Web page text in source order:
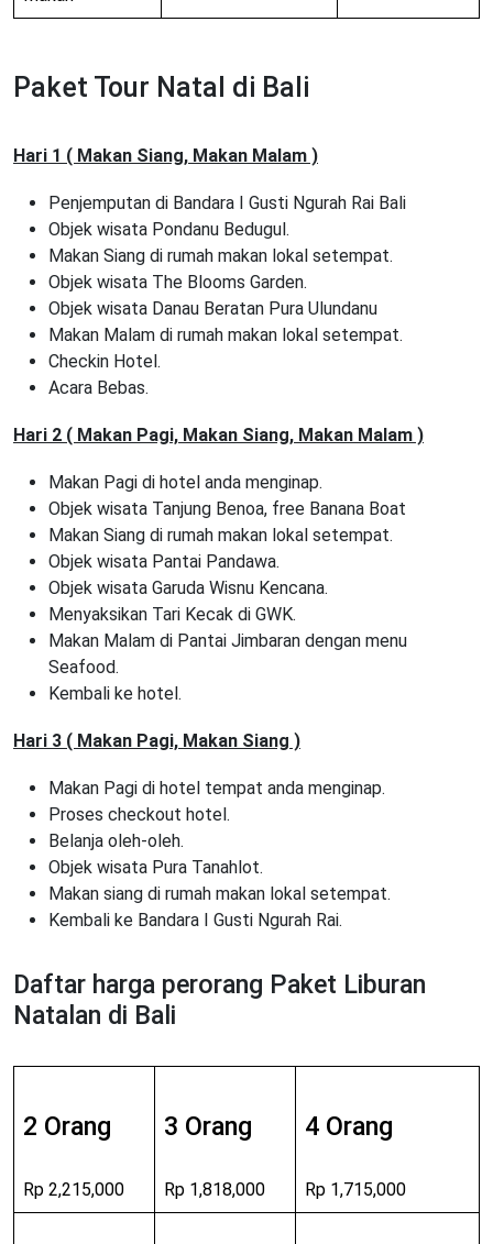
Paket Tour Natal di Bali
Hari 1 ( Makan Siang, Makan Malam )
Penjemputan di Bandara I Gusti Ngurah Rai Bali
Objek wisata Pondanu Bedugul.
Makan Siang di rumah makan lokal setempat.
Objek wisata The Blooms Garden.
Objek wisata Danau Beratan Pura Ulundanu
Makan Malam di rumah makan lokal setempat.
Checkin Hotel.
Acara Bebas.
Hari 2 ( Makan Pagi, Makan Siang, Makan Malam )
Makan Pagi di hotel anda menginap.
Objek wisata Tanjung Benoa, free Banana Boat
Makan Siang di rumah makan lokal setempat.
Objek wisata Pantai Pandawa.
Objek wisata Garuda Wisnu Kencana.
Menyaksikan Tari Kecak di GWK.
Makan Malam di Pantai Jimbaran dengan menu
Seafood.
Kembali ke hotel.
Hari 3 ( Makan Pagi, Makan Siang )
Makan Pagi di hotel tempat anda menginap.
Proses checkout hotel.
Belanja oleh-oleh.
Objek wisata Pura Tanahlot.
Makan siang di rumah makan lokal setempat.
Kembali ke Bandara I Gusti Ngurah Rai.
Daftar harga perorang Paket Liburan
Natalan di Bali
2 Orang
Rp 2,215,000
3 Orang
Rp 1,818,000
4 Orang
Rp 1,715,000